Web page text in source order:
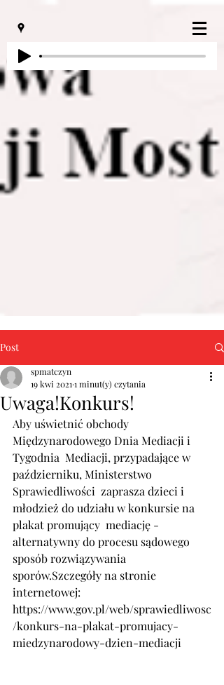
Post
Uwaga!Konkurs!
spmatczyn
19 kwi 2021 1 minut(y) czytania
Aby uświetnić obchody
Międzynarodowego Dnia Mediacji i
Tygodnia  Mediacji, przypadające w
październiku, Ministerstwo
Sprawiedliwości  zaprasza dzieci i
młodzież do udziału w konkursie na
plakat promujący  mediację -
alternatywny do procesu sądowego
sposób rozwiązywania
sporów.Szczegóły na stronie
internetowej:
https://www.gov.pl/web/sprawiedliwosc
/konkurs-na-plakat-promujacy-
miedzynarodowy-dzien-mediacji